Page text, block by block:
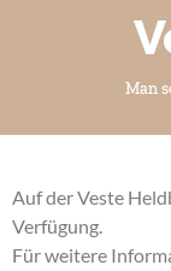
Man
Auf der Veste
Verfügung.
Für weitere